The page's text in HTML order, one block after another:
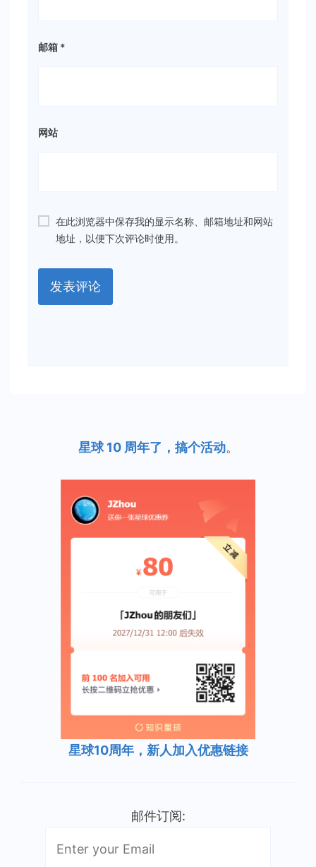
邮箱 *
网站
在此浏览器中保存我的显示名称、邮箱地址和网站
地址，以便下次评论时使用。
星球 10 周年了，搞个活动。
星球10周年，新人加入优惠链接
邮件订阅: